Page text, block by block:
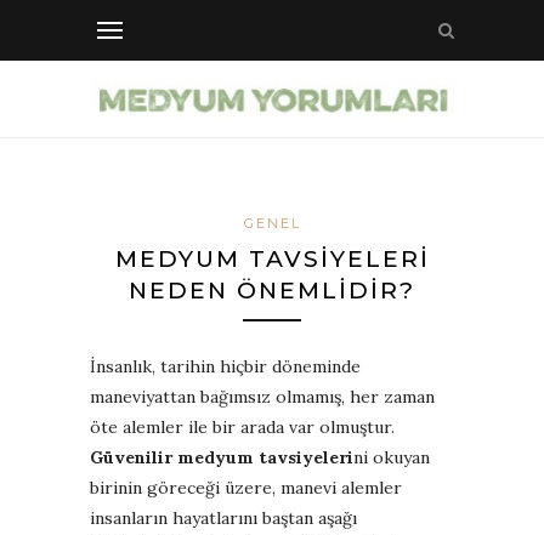
GENEL
MEDYUM TAVSIYELERI
NEDEN ÖNEMLIDIR?
İnsanlık, tarihin hiçbir döneminde
maneviyattan bağımsız olmamış, her zaman
öte alemler ile bir arada var olmuştur.
Güvenilir medyum tavsiyelerini okuyan
birinin göreceği üzere, manevi alemler
insanların hayatlarını baştan aşağı